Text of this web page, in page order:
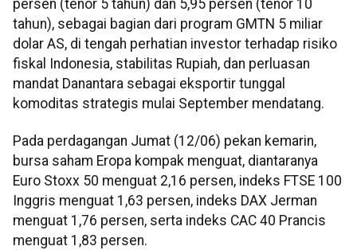
persen (tenor 5 tahun) dan 5,95 persen (tenor 10
tahun), sebagai bagian dari program GMTN 5 miliar
dolar AS, di tengah perhatian investor terhadap risiko
fiskal Indonesia, stabilitas Rupiah, dan perluasan
mandat Danantara sebagai eksportir tunggal
komoditas strategis mulai September mendatang.
Pada perdagangan Jumat (12/06) pekan kemarin,
bursa saham Eropa kompak menguat, diantaranya
Euro Stoxx 50 menguat 2,16 persen, indeks FTSE 100
Inggris menguat 1,63 persen, indeks DAX Jerman
menguat 1,76 persen, serta indeks CAC 40 Prancis
menguat 1,83 persen.